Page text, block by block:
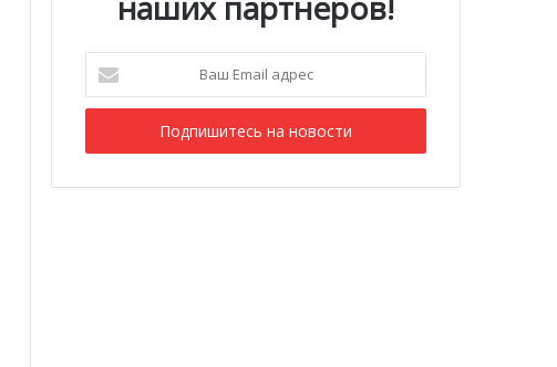
Email
адрес